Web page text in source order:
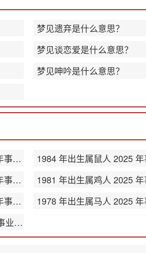
梦见遗弃是什么意思？
梦见谈恋爱是什么意思？
梦见呻吟是什么意思？
1985 年出生属牛人 2025 年事业运势
1982 年出生属狗人 2025 年事业运势
1979 年出生属羊人 2025 年事业运势
1976年出生属龙人2025年事业运势